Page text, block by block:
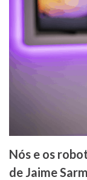
Nós e os
de Jaime